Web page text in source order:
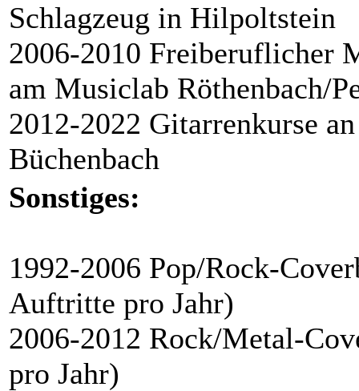
Schlagzeug in Hilpoltstein
2006-2010 Freiberuflicher
am Musiclab Röthenbach/
2012-2022 Gitarrenkurse
Büchenbach
Sonstiges:
1992-2006 Pop/Rock-
Auftritte pro Jahr)
2006-2012 Rock/Metal-
pro Jahr)